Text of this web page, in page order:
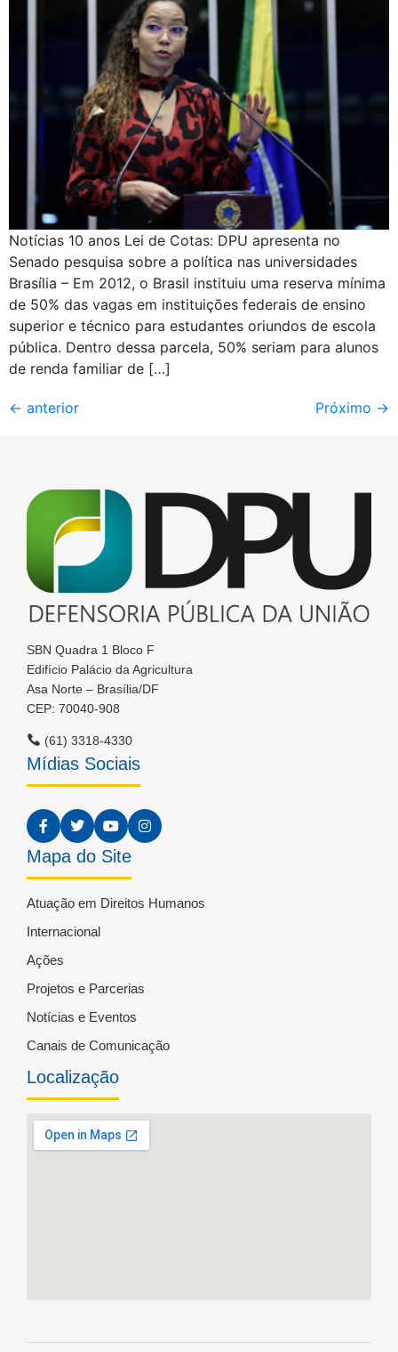
Notícias 10 anos Lei de Cotas: DPU apresenta no
Senado pesquisa sobre a política nas universidades
Brasília – Em 2012, o Brasil instituiu uma reserva mínima
de 50% das vagas em instituições federais de ensino
superior e técnico para estudantes oriundos de escola
pública. Dentro dessa parcela, 50% seriam para alunos
de renda familiar de […]
← anterior Próximo →
SBN Quadra 1 Bloco F
Edifício Palácio da Agricultura
Asa Norte – Brasília/DF
CEP: 70040-908
(61) 3318-4330
Mídias Sociais
Mapa do Site
Atuação em Direitos Humanos
Internacional
Ações
Projetos e Parcerias
Notícias e Eventos
Canais de Comunicação
Localização